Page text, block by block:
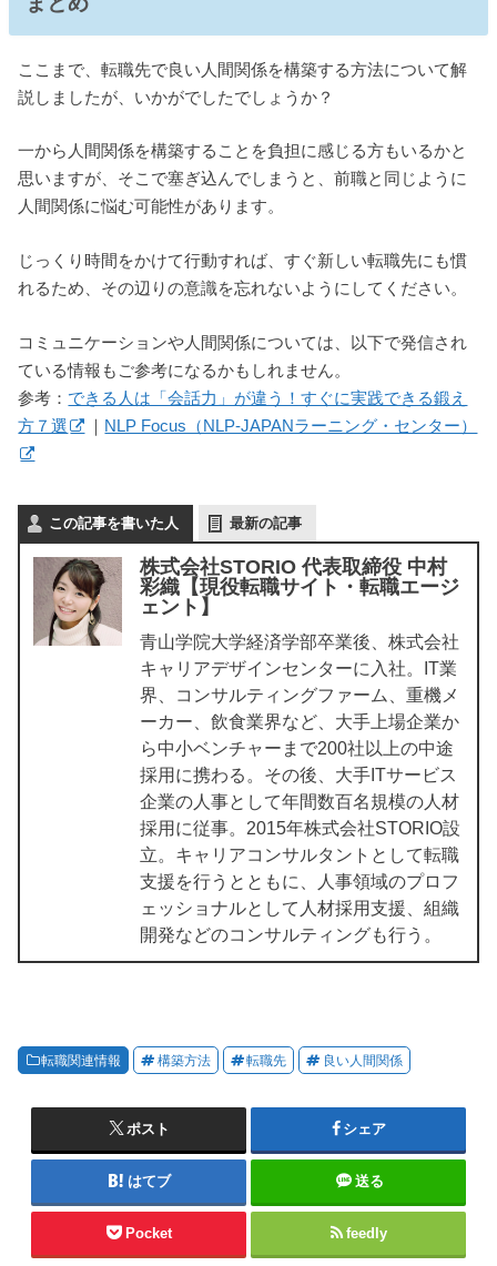
ここまで、転職先で良い人間関係を構築する方法について解
説しましたが、いかがでしたでしょうか？
一から人間関係を構築することを負担に感じる方もいるかと
思いますが、そこで塞ぎ込んでしまうと、前職と同じように
人間関係に悩む可能性があります。
じっくり時間をかけて行動すれば、すぐ新しい転職先にも慣
れるため、その辺りの意識を忘れないようにしてください。
コミュニケーションや人間関係については、以下で発信され
ている情報もご参考になるかもしれません。
参考： できる人は「会話力」が違う！すぐに実践できる鍛え
方７選
NLP Focus（NLP-JAPANラーニング・センター）
この記事を書いた人 最新の記事
株式会社STORIO 代表取締役 中村
彩織【現役転職サイト・転職エージ
ェント】
青山学院大学経済学部卒業後、株式会社
キャリアデザインセンターに入社。IT業
界、コンサルティングファーム、重機メ
ーカー、飲食業界など、大手上場企業か
ら中小ベンチャーまで200社以上の中途
採用に携わる。その後、大手ITサービス
企業の人事として年間数百名規模の人材
採用に従事。2015年株式会社STORIO設
立。キャリアコンサルタントとして転職
支援を行うとともに、人事領域のプロフ
ェッショナルとして人材採用支援、組織
開発などのコンサルティングも行う。
転職関連情報 構築方法 転職先 良い人間関係
ポスト シェア
はてブ 送る
Pocket feedly